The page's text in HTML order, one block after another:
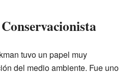
tuvo un papel muy
del medio ambiente. Fue uno